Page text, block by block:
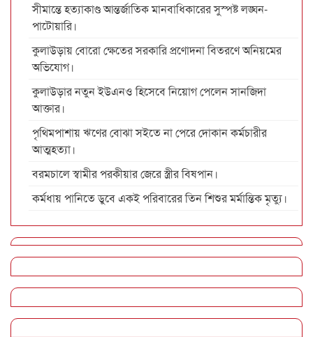
সীমান্তে হত্যাকাণ্ড আন্তর্জাতিক মানবাধিকারের সুস্পষ্ট লঙ্ঘন-
পাটোয়ারি।
কুলাউড়ায় বোরো ক্ষেতের সরকারি প্রণোদনা বিতরণে অনিয়মের
অভিযোগ।
কুলাউড়ার নতুন ইউএনও হিসেবে নিয়োগ পেলেন সানজিদা
আক্তার।
পৃথিমপাশায় ঋণের বোঝা সইতে না পেরে দোকান কর্মচারীর
আত্মহত্যা।
বরমচালে স্বামীর পরকীয়ার জেরে স্ত্রীর বিষপান।
কর্মধায় পানিতে ডুবে একই পরিবারের তিন শিশুর মর্মান্তিক মৃত্যু।